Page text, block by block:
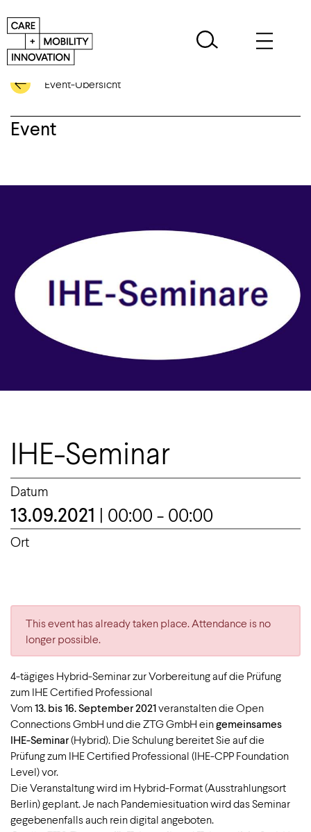
Event-Übersicht
Event
IHE-Seminar
Datum
13.09.2021 | 00:00 - 00:00
Ort
This event has already taken place. Attendance is no
longer possible.
4-tägiges Hybrid-Seminar zur Vorbereitung auf die Prüfung
zum IHE Certified Professional
Vom 13. bis 16. September 2021veranstalten die Open
Connections GmbH und die ZTG GmbH eingemeinsames
IHE-Seminar(Hybrid). Die Schulung bereitet Sie auf die
Prüfung zum IHE Certified Professional (IHE-CPP Foundation
Level) vor.
Die Veranstaltung wird im Hybrid-Format (Ausstrahlungsort
Berlin) geplant. Je nach Pandemiesituation wird das Seminar
gegebenenfalls auch rein digital angeboten.